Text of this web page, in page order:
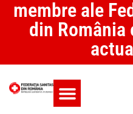
membre ale
din România